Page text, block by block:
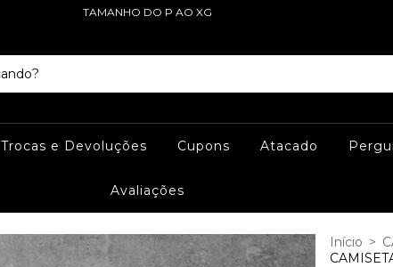
TAMANHO DO P AO XG
Trocas e Devoluções Cupons Atacado
Avaliações
Início >